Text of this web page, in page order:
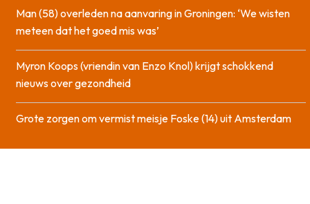
Man (58) overleden na aanvaring in Groningen: ‘We wisten
meteen dat het goed mis was’
Myron Koops (vriendin van Enzo Knol) krijgt schokkend
nieuws over gezondheid
Grote zorgen om vermist meisje Foske (14) uit Amsterdam